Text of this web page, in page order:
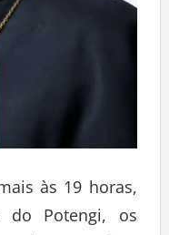
às 19 horas,
do Potengi, os